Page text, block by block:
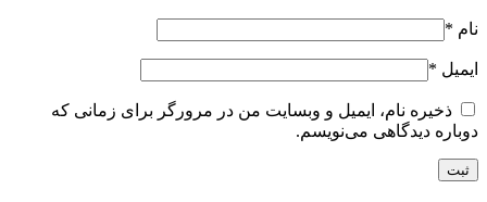
نام *
ایمیل *
ذخیره نام، ایمیل و وبسایت من در مرورگر برای زمانی که
دوباره دیدگاهی می‌نویسم.